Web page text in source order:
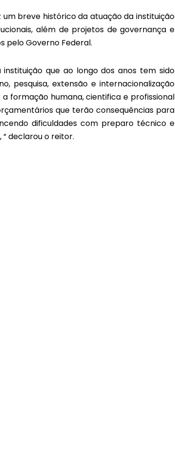
um breve histórico da atuação da instituição
além de projetos de governança e
pelo Governo Federal.
que ao longo dos anos tem sido
pesquisa, extensão e internacionalização
formação humana, cientifica e profissional
que terão consequências para
dificuldades com preparo técnico e
declarou o reitor.